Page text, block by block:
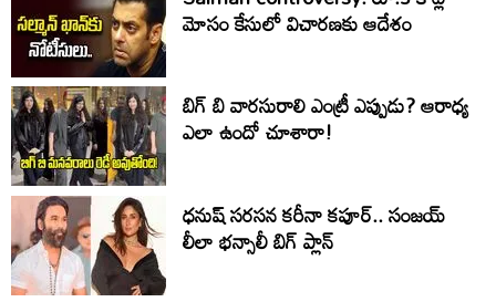
మోసం కేసులో విచారణకు ఆదేశం
బిగ్ బి వారసురాలి ఎంట్రీ ఎప్పుడు? ఆరాధ్య
ఎలా ఉందో చూశారా!
ధనుష్ సరసన కరీనా కపూర్.. సంజయ్
లీలా భన్సాలీ బిగ్ ప్లాన్